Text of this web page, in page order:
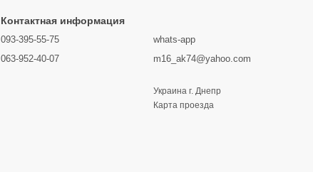
Контактная информация
093-395-55-75
063-952-40-07
whats-app
m16_ak74@yahoo.com
Украина г. Днепр
Карта проезда